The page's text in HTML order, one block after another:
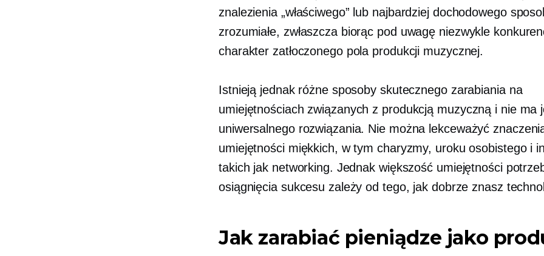
znalezienia „właściwego” lub najbardziej dochodowego
zrozumiałe, zwłaszcza biorąc pod uwagę niezwykle
charakter zatłoczonego pola produkcji muzycznej.
Istnieją jednak różne sposoby skutecznego zarabiania na
umiejętnościach związanych z produkcją muzyczną i nie ma
uniwersalnego rozwiązania. Nie można lekceważyć
umiejętności miękkich, w tym charyzmy, uroku osobistego i
takich jak networking. Jednak większość umiejętności
osiągnięcia sukcesu zależy od tego, jak dobrze znasz
Jak zarabiać pieniądze jako